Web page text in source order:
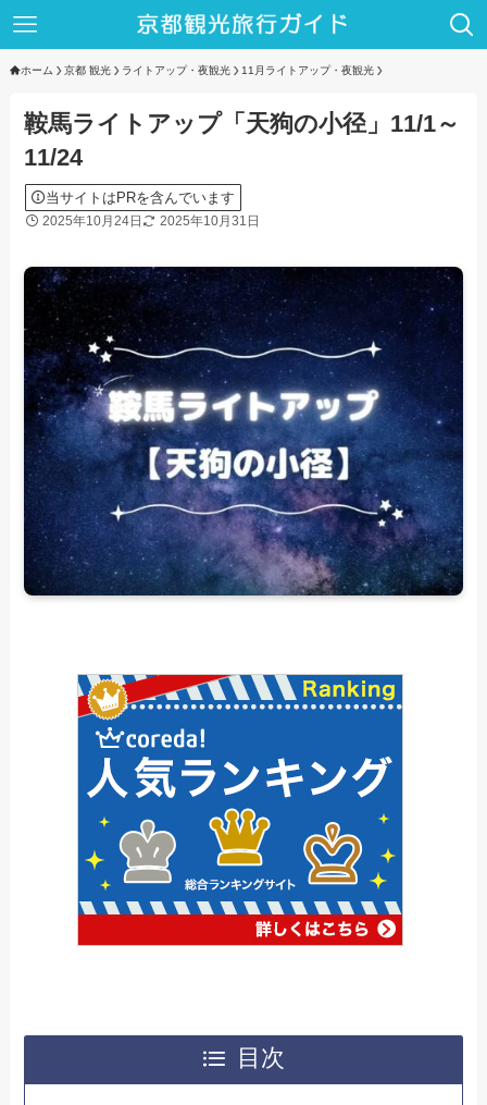
ホーム 京都 観光 ライトアップ・夜観光 11月ライトアップ・夜観光
鞍馬ライトアップ「天狗の小径」11/1～
11/24
当サイトはPRを含んでいます
2025年10月24日 2025年10月31日
目次